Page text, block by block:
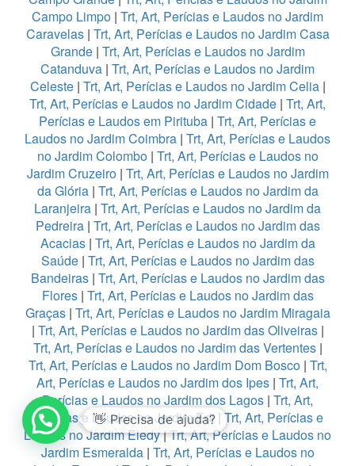
Campo Limpo | Trt, Art, Perícias e Laudos no Jardim
Caravelas| Trt, Art, Perícias e Laudos no Jardim Casa
Grande| Trt, Art, Perícias e Laudos no Jardim
Catanduva | Trt, Art, Perícias e Laudos no Jardim
Celeste| Trt, Art, Perícias e Laudos no Jardim Celia|
Trt, Art, Perícias e Laudos no Jardim Cidade | Trt, Art,
Perícias e Laudos em Pirituba | Trt, Art, Perícias e
Laudos no Jardim Coimbra | Trt, Art, Perícias e Laudos
no Jardim Colombo| Trt, Art, Perícias e Laudos no
Jardim Cruzeiro| Trt, Art, Perícias e Laudos no Jardim
da Glória| Trt, Art, Perícias e Laudos no Jardim da
Laranjeira | Trt, Art, Perícias e Laudos no Jardim da
Pedreira| Trt, Art, Perícias e Laudos no Jardim das
Acacias| Trt, Art, Perícias e Laudos no Jardim da
Saúde| Trt, Art, Perícias e Laudos no Jardim das
Bandeiras| Trt, Art, Perícias e Laudos no Jardim das
Flores| Trt, Art, Perícias e Laudos no Jardim das
Graças| Trt, Art, Perícias e Laudos no Jardim Miragaia
| Trt, Art, Perícias e Laudos no Jardim das Oliveiras|
Trt, Art, Perícias e Laudos no Jardim das Vertentes|
Trt, Art, Perícias e Laudos no Jardim Dom Bosco| Trt,
Art, Perícias e Laudos no Jardim dos Ipes | Trt, Art,
Perícias e Laudos no Jardim dos Lagos | Trt, Art,
Perícias e Laudos no Jardim Edi|Trt, Art, Perícias e
Laudos no Jardim Eledy|Trt, Art, Perícias e Laudos no
Jardim Esmeralda| Trt, Art, Perícias e Laudos no
1